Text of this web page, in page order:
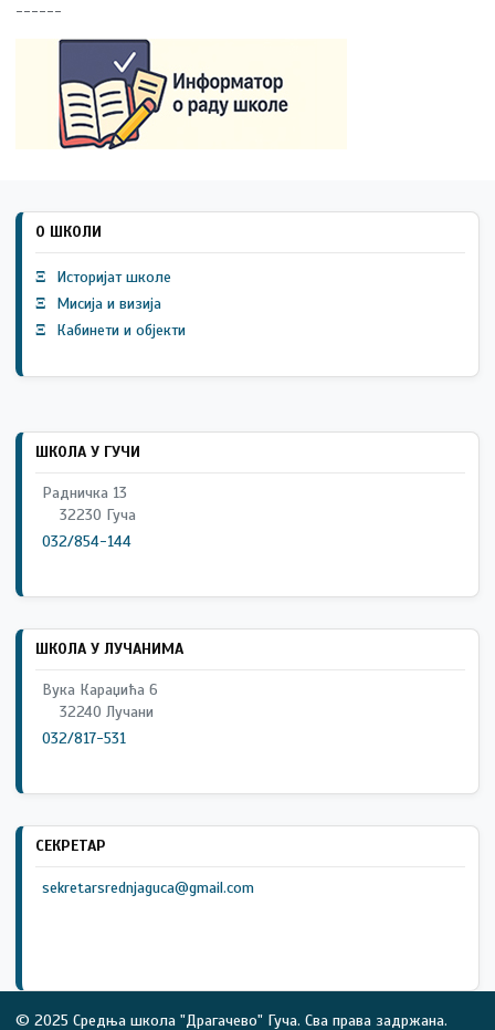
------
О ШКОЛИ
Ξ
Историјат школе
Ξ
Мисија и визија
Ξ
Кабинети и објекти
ШКОЛА У ГУЧИ
Радничка 13
32230 Гуча
032/854-144
ШКОЛА У ЛУЧАНИМА
Вука Караџића 6
32240 Лучани
032/817-531
СЕКРЕТАР
sekretarsrednjaguca@gmail.com
© 2025 Средња школа "Драгачево" Гуча. Сва права задржана.